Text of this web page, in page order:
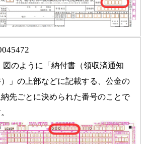
のように「納付書（領収済通知
」の上部などに記載する、公金の
納先ごとに決められた番号のことで